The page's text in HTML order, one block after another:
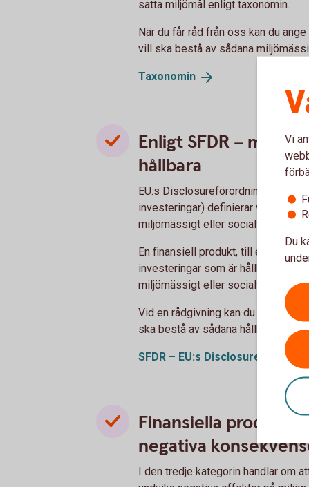
satta miljömål enligt taxonomin.
När du får råd från oss kan du
vill ska bestå av sådana
Taxonomin
Enligt SFDR –
hållbara
EU:s Disclosureförordning SFDR
investeringar) definierar vad som
miljömässigt eller socialt
En finansiell produkt, till exempel
investeringar som är hållbara enligt
miljömässigt eller socialt mål.
Vid en rådgivning kan du ange hur
ska bestå av sådana hållbara
SFDR – EU:s
Finansiella
negativa
I den tredje kategorin handlar om
Vi
Du